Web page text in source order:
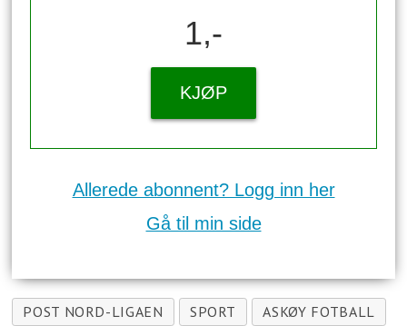
1,-
KJØP
Allerede abonnent? Logg inn her
Gå til min side
POST NORD-LIGAEN SPORT
ASKØY FOTBALL